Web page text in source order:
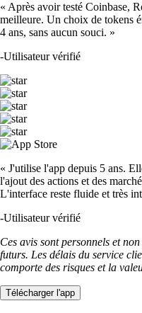
« Après avoir testé Coinbase,
meilleure. Un choix de tokens
4 ans, sans aucun souci. »
-Utilisateur vérifié
« J'utilise l'app depuis 5 ans.
l'ajout des actions et des
L'interface reste fluide et très
-Utilisateur vérifié
Ces avis sont personnels et
futurs. Les délais du service
comporte des risques et la
Télécharger l'app